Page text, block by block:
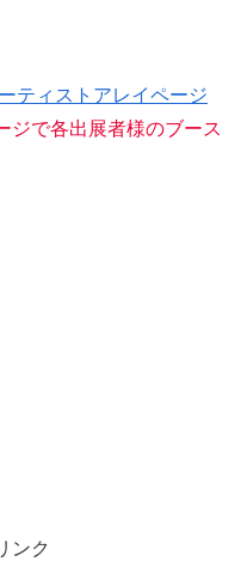
ティストアレイページ
ジで各出展者様のブース
ンク